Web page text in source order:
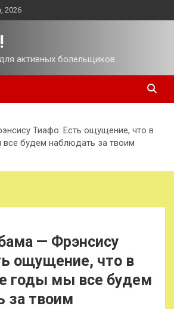
2026
активных болельщиков.
Тиафо: Есть ощущение, что в
будем наблюдать за твоим
— Фрэнсису
ощущение, что в
годы мы все будем
за твоим